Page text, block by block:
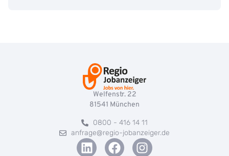
Welfenstr. 22
81541 München
0800 - 416 14 11
anfrage@regio-jobanzeiger.de